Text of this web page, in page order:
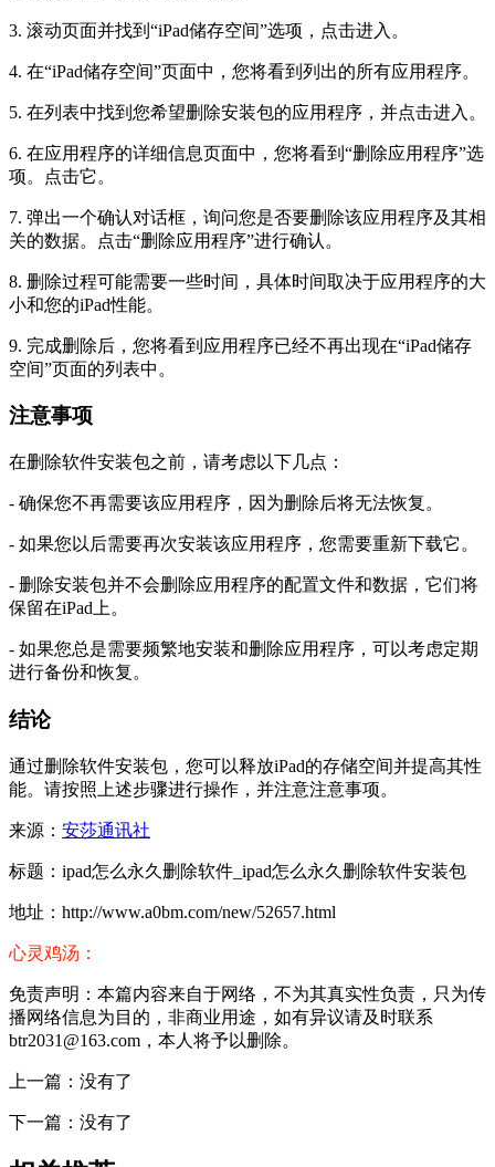
3. 滚动页面并找到“iPad储存空间”选项，点击进入。
4. 在“iPad储存空间”页面中，您将看到列出的所有应用程序。
5. 在列表中找到您希望删除安装包的应用程序，并点击进入。
6. 在应用程序的详细信息页面中，您将看到“删除应用程序”选
项。点击它。
7. 弹出一个确认对话框，询问您是否要删除该应用程序及其相
关的数据。点击“删除应用程序”进行确认。
8. 删除过程可能需要一些时间，具体时间取决于应用程序的大
小和您的iPad性能。
9. 完成删除后，您将看到应用程序已经不再出现在“iPad储存
空间”页面的列表中。
注意事项
在删除软件安装包之前，请考虑以下几点：
- 确保您不再需要该应用程序，因为删除后将无法恢复。
- 如果您以后需要再次安装该应用程序，您需要重新下载它。
- 删除安装包并不会删除应用程序的配置文件和数据，它们将
保留在iPad上。
- 如果您总是需要频繁地安装和删除应用程序，可以考虑定期
进行备份和恢复。
结论
通过删除软件安装包，您可以释放iPad的存储空间并提高其性
能。请按照上述步骤进行操作，并注意注意事项。
来源： 安莎通讯社
标题：ipad怎么永久删除软件_ipad怎么永久删除软件安装包
地址：http://www.a0bm.com/new/52657.html
心灵鸡汤：
免责声明：本篇内容来自于网络，不为其真实性负责，只为传
播网络信息为目的，非商业用途，如有异议请及时联系
btr2031@163.com，本人将予以删除。
上一篇：没有了
下一篇：没有了